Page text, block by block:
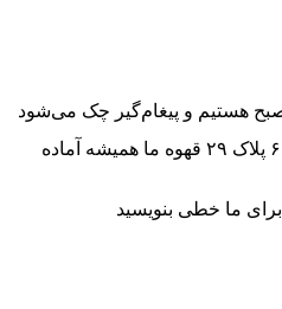
قهوه ما همیشه آماده
برای ما خطی بنویسید